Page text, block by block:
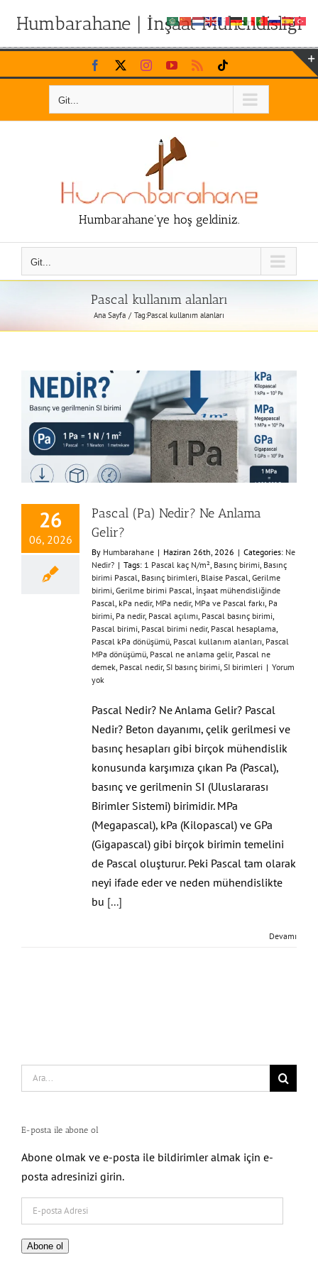
Humbarahane | İnşaat Mühendisliği
Skip
to
Facebook InstagramYouTubeRss
Git...
Humbarahane'ye hoş geldiniz.
Git...
Pascal kullanım alanları
Ana Sayfa Tag:Pascal kullanım alanları
26
06, 2026
Pascal (Pa) Nedir? Ne Anlama
Gelir?
By Humbarahane | Haziran 26th, 2026 | Categories: Ne
Nedir? | Tags: 1 Pascal kaç N/m² Basınç birimi Basınç
birimi Pascal Basınç birimleri Blaise Pascal Gerilme
birimi Gerilme birimi Pascal İnşaat mühendisliğinde
Pascal kPa nedir, MPa nedir, MPa ve Pascal farkı Pa
birimi Pa nedir, Pascal açılımı Pascal basınç birimi
Pascal birimi Pascal birimi nedir, Pascal hesaplama
Pascal kPa dönüşümü Pascal kullanım alanları Pascal
MPa dönüşümü Pascal ne anlama gelir, Pascal ne
demek Pascal nedir, SI basınç birimi SI birimleri | Yorum
yok
Pascal Nedir? Ne Anlama Gelir? Pascal
Nedir? Beton dayanımı, çelik gerilmesi ve
basınç hesapları gibi birçok mühendislik
konusunda karşımıza çıkan Pa (Pascal),
basınç ve gerilmenin SI (Uluslararası
Birimler Sistemi) birimidir. MPa
(Megapascal), kPa (Kilopascal) ve GPa
(Gigapascal) gibi birçok birimin temelini
de Pascal oluşturur. Peki Pascal tam olarak
neyi ifade eder ve neden mühendislikte
bu [...]
Devamı
Search
for:
E-posta ile abone ol
Abone olmak ve e-posta ile bildirimler almak için e-
posta adresinizi girin.
posta
Adresi
Abone ol